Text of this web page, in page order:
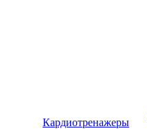
Кардиотренажеры